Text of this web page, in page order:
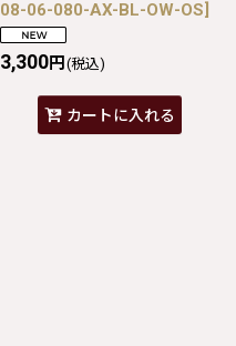
08-06-080-AX-BL-OW-OS]
3,300円 (税込)
カートに入れる